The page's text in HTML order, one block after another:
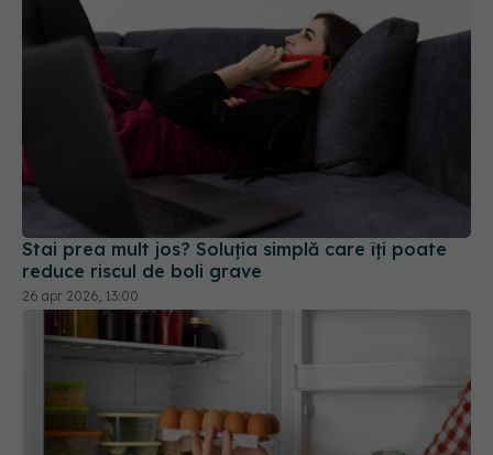
Stai prea mult jos? Soluția simplă care îți poate
reduce riscul de boli grave
26 apr 2026, 13:00